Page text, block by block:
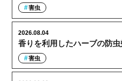
害虫
香りを利用したハーブの防
2026.08.04
害虫